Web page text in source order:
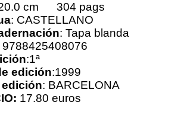
cm 304 pags
: CASTELLANO
: Tapa blanda
9788425408076
:1ª
edición:1999
edición: BARCELONA
17.80 euros